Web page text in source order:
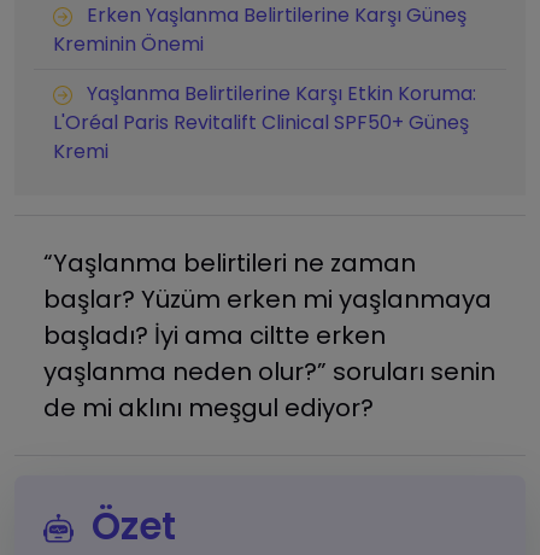
Erken Yaşlanma Belirtilerine Karşı Güneş
Kreminin Önemi
Yaşlanma Belirtilerine Karşı Etkin Koruma:
L'Oréal Paris Revitalift Clinical SPF50+ Güneş
Kremi
“Yaşlanma belirtileri ne zaman
başlar? Yüzüm erken mi yaşlanmaya
başladı? İyi ama ciltte erken
yaşlanma neden olur?” soruları senin
de mi aklını meşgul ediyor?
Özet